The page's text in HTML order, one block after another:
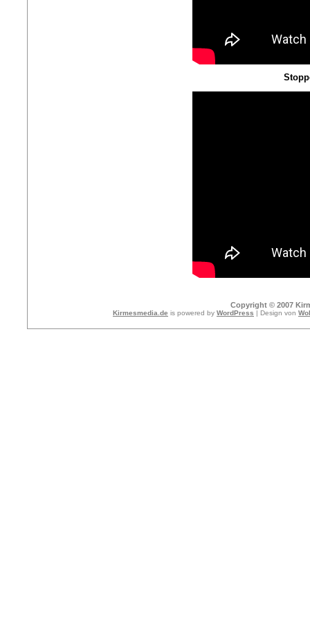
Copyright © 2007
Kirmesmedia.de is powered by WordPress | Design von